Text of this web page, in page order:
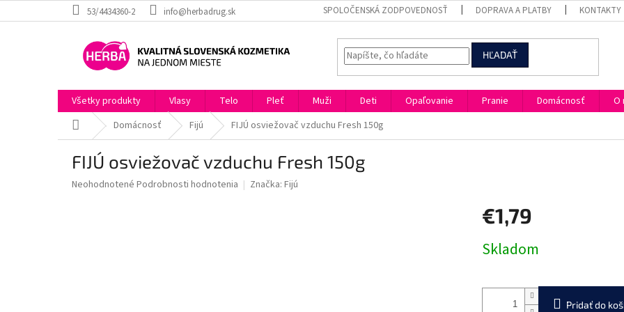
na
53/4434360-2 info@herbadrug.sk SPOLOČENSKÁ ZODPOVEDNOSŤ DOPRAVA A PLATBY KONTAKTY
HĽADAŤ
Všetky produkty Vlasy Telo Pleť Muži Deti Opaľovanie Pranie Domácnosť O
DomovDomácnosť Fijú FIJÚ osviežovač vzduchu Fresh 150g
FIJÚ osviežovač vzduchu Fresh 150g
Priemerné
Neohodnotené Podrobnosti hodnotenia Značka: Fijú
€1,79
cena:
Skladom
Pridať do